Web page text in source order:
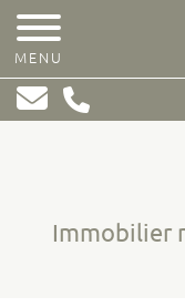
MENU
Immobilier